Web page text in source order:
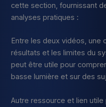
cette section, fournissant
analyses pratiques :
Entre les deux vidéos, une
résultats et les limites du
peut être utile pour
basse lumière et sur des
Autre ressource et lien